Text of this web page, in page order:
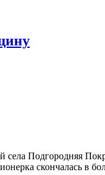
Подгородняя
скончалась